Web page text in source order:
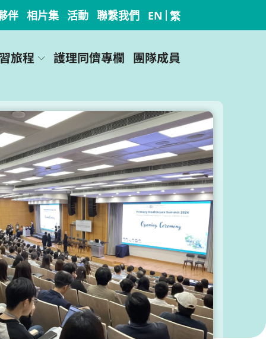
伴 相片集 活動 聯繫我們 EN 繁
旅程 護理同儕專欄 團隊成員